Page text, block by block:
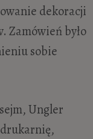
dekoracji
Zamówień było
sobie
Ungler